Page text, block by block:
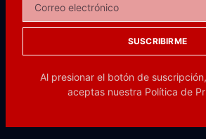
SUSCRIBIRME
Al presionar el botón de
aceptas nuestra Política de